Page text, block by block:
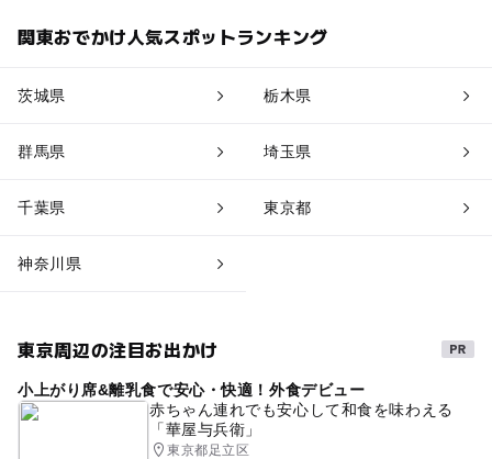
関東おでかけ人気スポットランキング
茨城県 栃木県
群馬県 埼玉県
千葉県 東京都
神奈川県
東京周辺の注目お出かけ
小上がり席&離乳食で安心・快適！外食デビュー
赤ちゃん連れでも安心して和食を味わえる
「華屋与兵衛」
東京都足立区